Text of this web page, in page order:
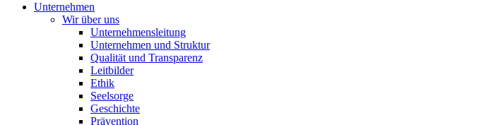
Unternehmen
Wir über uns
Unternehmensleitung
Unternehmen und Struktur
Qualität und Transparenz
Leitbilder
Ethik
Seelsorge
Geschichte
Prävention